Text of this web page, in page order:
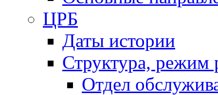
ЦРБ
Даты истории
Структура, режим
Отдел